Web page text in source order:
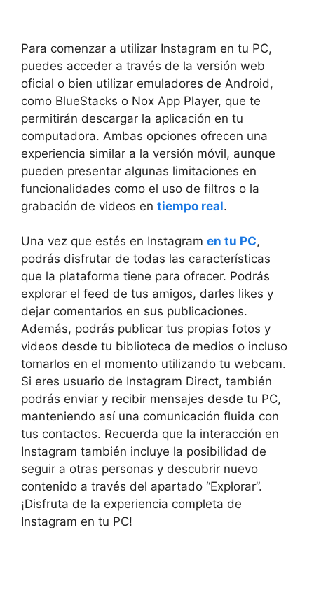
Para comenzar a utilizar ⁣Instagram en tu‌ PC,⁢
puedes acceder a ⁤través de​ la⁢ versión web⁣
oficial‌ o ‌bien utilizar emuladores de Android,
como BlueStacks o ⁢Nox App⁤ Player, que te
permitirán descargar la aplicación en ⁤tu
computadora. Ambas opciones ofrecen ⁤una
experiencia⁣ similar a la versión móvil, aunque
pueden ‍presentar algunas ‍limitaciones‍ en
funcionalidades como el uso ‌de‌ filtros⁣ o la⁢
grabación de ‌videos ⁤en tiempo real.
Una vez que estés en Instagram‍ en tu PC,
podrás disfrutar de ⁢todas las características
que ⁤la plataforma tiene para ofrecer. Podrás
explorar el feed ⁢de tus amigos,⁢ darles‌ likes‌ y
dejar​ comentarios en sus publicaciones.⁣
Además,⁢ podrás publicar tus propias ⁣fotos y
videos desde tu‍ biblioteca​ de‌ medios o incluso‌
tomarlos⁤ en⁤ el momento utilizando tu webcam.
Si⁣ eres usuario de‌ Instagram Direct, también
podrás enviar y ⁢recibir mensajes desde ⁤tu ⁢PC,
manteniendo‍ así una comunicación fluida ⁣con ​
tus‌ contactos. Recuerda que‌ la interacción⁤ en
⁤Instagram también ⁢incluye la posibilidad ‍de
seguir‍ a otras personas y descubrir nuevo
contenido a⁢ través del ​apartado “Explorar”.
¡Disfruta de⁤ la⁣ experiencia completa de​
Instagram⁣ en ‌tu PC!